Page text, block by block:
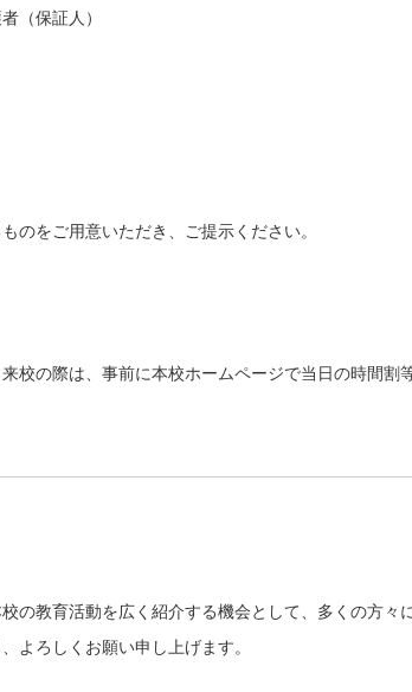
保証人）
のをご用意いただき、ご提示ください。
校の際は、事前に本校ホームページで当日の時間割
教育活動を広く紹介する機会として、多くの方々
ろしくお願い申し上げます。